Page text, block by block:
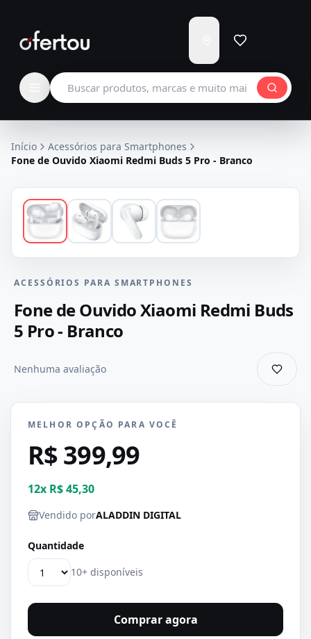
para
Carregando...
Buscar produtos
Início
Acessórios para Smartphones
Fone de Ouvido Xiaomi Redmi Buds 5 Pro - Branco
ACESSÓRIOS PARA SMARTPHONES
Fone de Ouvido Xiaomi Redmi Buds
5 Pro - Branco
Nenhuma avaliação
MELHOR OPÇÃO PARA VOCÊ
R$ 399,99
12x R$ 45,30
Vendido porALADDIN DIGITAL
Quantidade
10+ disponíveis
Comprar agora